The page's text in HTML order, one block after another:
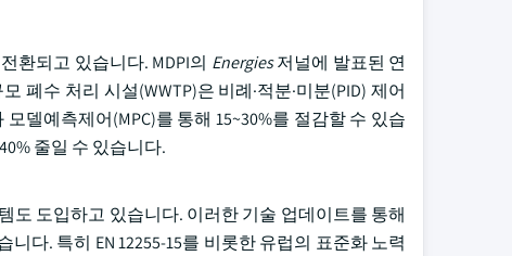
환되고 있습니다. MDPI의 Energies저널에 발표된 연
수 처리 시설(WWTP)은 비례·적분·미분(PID) 제어
델예측제어(MPC)를 통해 15~30%를 절감할 수 있습
줄일 수 있습니다.
도 도입하고 있습니다. 이러한 기술 업데이트를 통해
다. 특히 EN 12255-15를 비롯한 유럽의 표준화 노력